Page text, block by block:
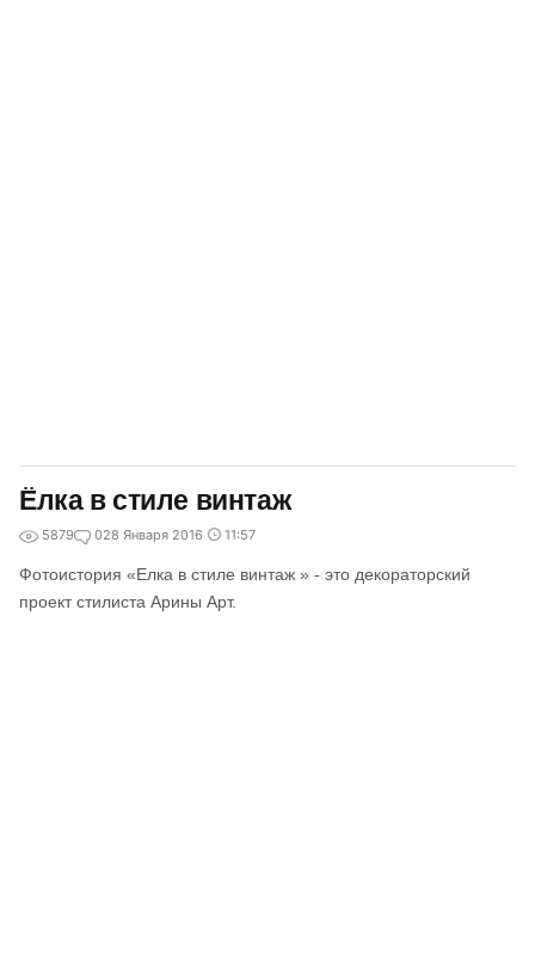
Ёлка в стиле винтаж
5879 028 Января 2016 11:57
Фотоистория «Елка в стиле винтаж » - это декораторский
проект стилиста Арины Арт.